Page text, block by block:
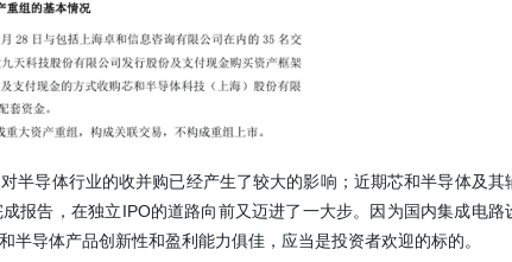
半导体行业的收并购已经产生了较大的影响；近期芯和半导体及其
报告，在独立IPO的道路向前又迈进了一大步。因为国内集成电路
半导体产品创新性和盈利能力俱佳，应当是投资者欢迎的标的。